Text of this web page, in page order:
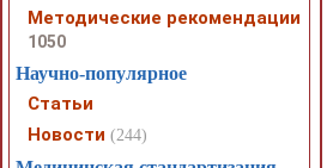
Методические рекомендации
1050
Научно-популярное
Статьи
Новости (244)